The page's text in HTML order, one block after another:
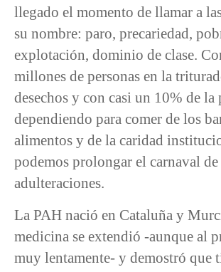
llegado el momento de llamar a
su nombre: paro, precariedad,
explotación, dominio de clase.
millones de personas en la
desechos y con casi un 10% de la
dependiendo para comer de los
alimentos y de la caridad
podemos prolongar el carnaval de
adulteraciones.
La PAH nació en Cataluña y
medicina se extendió -aunque al
muy lentamente- y demostró que